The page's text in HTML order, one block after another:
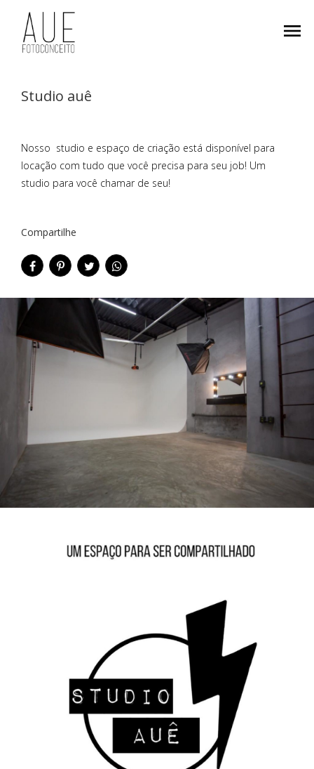
menu
Studio auê
Nosso studio e espaço de criação está disponível para
locação com tudo que você precisa para seu job! Um
studio para você chamar de seu!
Compartilhe